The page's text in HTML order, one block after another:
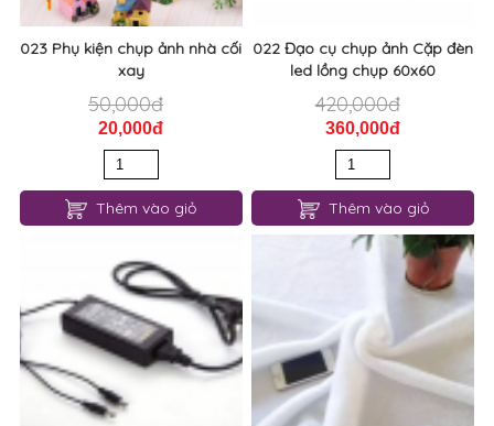
023 Phụ kiện chụp ảnh nhà cối
xay
50,000đ
20,000đ
Thêm vào giỏ
022 Đạo cụ chụp ảnh Cặp đèn
led lồng chụp 60x60
420,000đ
360,000đ
Thêm vào giỏ